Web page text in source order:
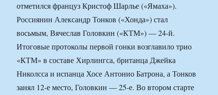
отметился француз Кристоф Шарлье («Ямаха»).
Россиянин Александр Тонков («Хонда») стал
восьмым, Вячеслав Головкин («КТМ») — 24-й.
Итоговые протоколы первой гонки возглавило трио
«КТМ» в составе Хирлингса, британца Джейка
Николсса и испанца Хосе Антонио Батрона, а Тонков
занял 12-е место, Головкин — 25-е. Во втором старте